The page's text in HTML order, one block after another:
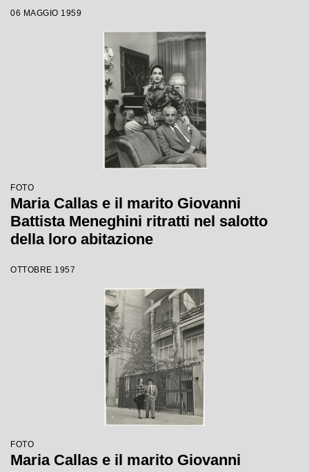
06 MAGGIO 1959
FOTO
Maria Callas e il marito Giovanni
Battista Meneghini ritratti nel salotto
della loro abitazione
OTTOBRE 1957
FOTO
Maria Callas e il marito Giovanni